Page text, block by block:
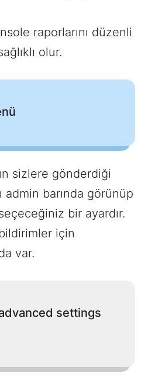
raporlarını düzenli
olur.
sizlere gönderdiği
admin barında görünüp
bir ayardır.
için
var.
settings